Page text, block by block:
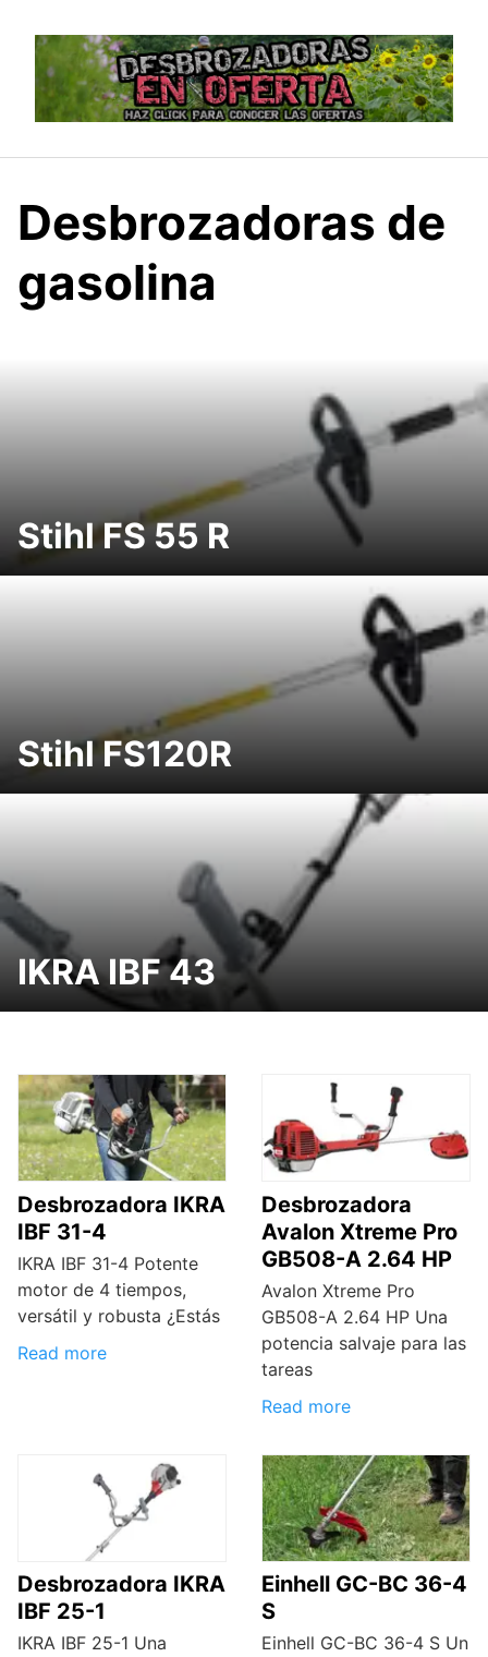
contenido
Desbrozadoras de
gasolina
Stihl FS 55 R
Stihl FS120R
IKRA IBF 43
Desbrozadora IKRA
IBF 31-4
IKRA IBF 31-4 Potente
motor de 4 tiempos,
versátil y robusta ¿Estás
Read more
Desbrozadora
Avalon Xtreme Pro
GB508-A 2.64 HP
Avalon Xtreme Pro
GB508-A 2.64 HP Una
potencia salvaje para las
tareas
Read more
Desbrozadora IKRA
IBF 25-1
IKRA IBF 25-1 Una
Einhell GC-BC 36-4
S
Einhell GC-BC 36-4 S Un